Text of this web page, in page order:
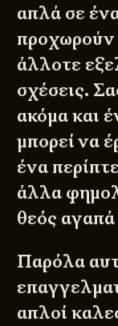
απλά σε
προχωρούν
άλλοτε
σχέσεις.
ακόμα και
μπορεί να
ένα
άλλα
θεός αγαπά
Παρόλα
απλοί